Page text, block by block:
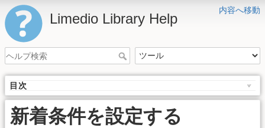
内容へ移動
Limedio Library Help
目次
新着条件を設定する